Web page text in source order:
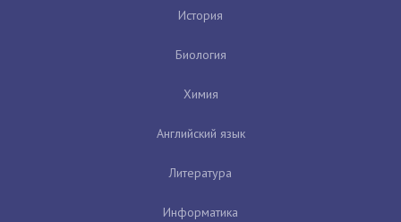
История
Биология
Химия
Английский язык
Литература
Информатика